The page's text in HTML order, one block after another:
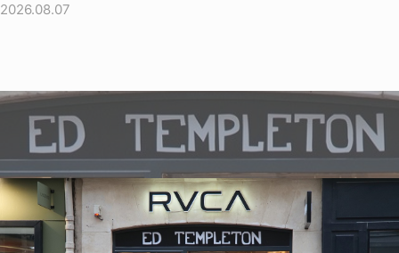
2026.08.07